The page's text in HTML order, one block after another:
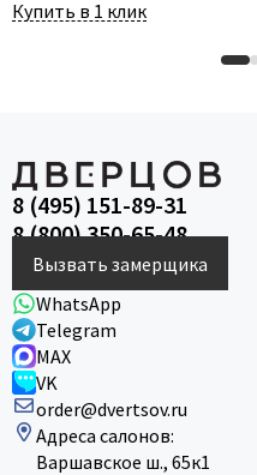
Купить в 1 клик
8 (495) 151-89-31
8 (800) 350-65-48
Вызвать замерщика
WhatsApp
Telegram
MAX
VK
order@dvertsov.ru
Адреса салонов:
Варшавское ш., 65к1